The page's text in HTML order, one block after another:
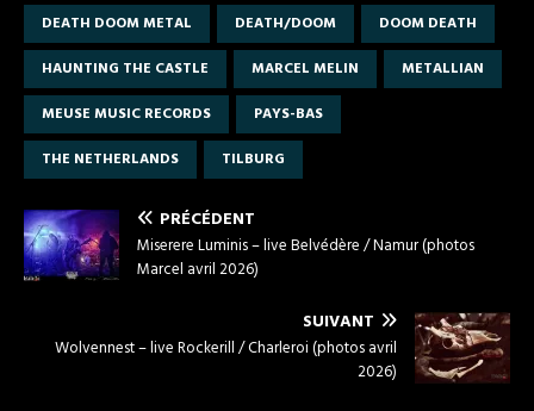
o
k
g
er
r a
m
er
DEATH DOOM METAL
DEATH/DOOM
DOOM DEATH
HAUNTING THE CASTLE
MARCEL MELIN
METALLIAN
MEUSE MUSIC RECORDS
PAYS-BAS
THE NETHERLANDS
TILBURG
PRÉCÉDENT
Miserere Luminis – live Belvédère / Namur (photos
Marcel avril 2026)
SUIVANT
Wolvennest – live Rockerill / Charleroi (photos avril
2026)